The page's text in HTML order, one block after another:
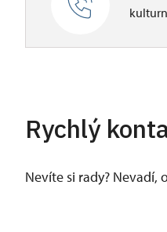
Rychlý
Nevíte si rady? Nevadí,